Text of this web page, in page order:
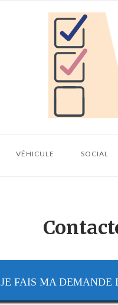
Home
VÉHICULE SOCIAL
JE FAIS MA DEMANDE